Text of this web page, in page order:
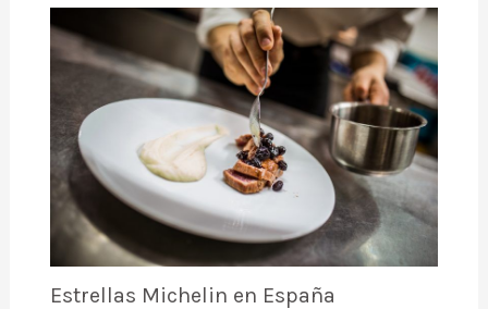
Estrellas Michelin en España